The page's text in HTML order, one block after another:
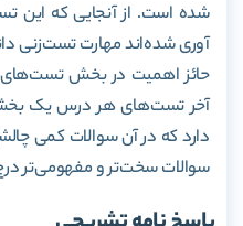
شده است. از آنجایی که این
آوری شده‌اند مهارت تست‌زنی
حائز اهمیت در بخش
آخر تست‌های هر درس یک بخش
دارد که در آن سوالات کمی
سوالات سخت‌تر و مفهومی‌تر